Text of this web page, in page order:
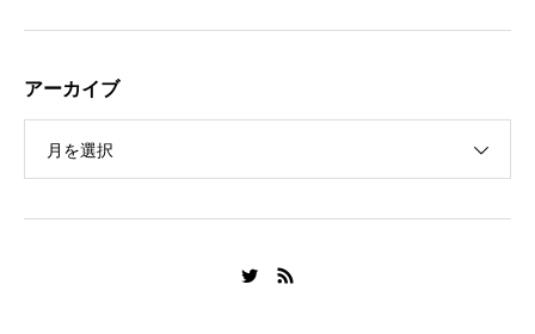
アーカイブ
月を選択